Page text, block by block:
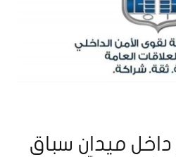
3 قُصّر داخل ميدان سباق